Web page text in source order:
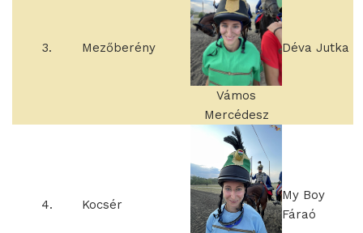
3. Mezőberény
Vámos
Mercédesz
Déva Jutka
4. Kocsér
My Boy
Fáraó